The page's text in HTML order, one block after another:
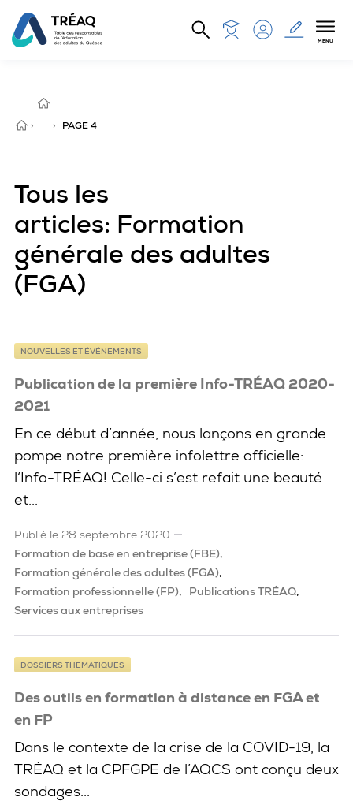
Aller au contenu principal
MENU
ACCUEIL
›
DES
(FGA)
› PAGE 4
Tous les
articles: Formation
générale des adultes
(FGA)
Publication de la première Info-TRÉAQ 2020-
2021
NOUVELLES ET ÉVÉNEMENTS
En ce début d’année, nous lançons en grande
pompe notre première infolettre officielle:
l‘Info-TRÉAQ! Celle-ci s’est refait une beauté
et...
Publié le 28 septembre 2020
Formation de base en entreprise (FBE)
Formation générale des adultes (FGA)
Formation professionnelle (FP)
Publications TRÉAQ
Services aux entreprises
Des outils en formation à distance en FGA et
en FP
DOSSIERS THÉMATIQUES
Dans le contexte de la crise de la COVID-19, la
TRÉAQ et la CPFGPE de l’AQCS ont conçu deux
sondages...